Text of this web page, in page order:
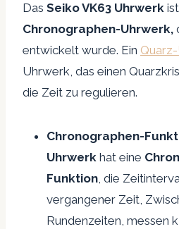
Das Seiko VK63 Uhrwerk
Chronographen-Uhrwerk,
entwickelt wurde. Ein
Uhrwerk, das einen
die Zeit zu regulieren.
Chronographen-
Uhrwerk hat eine
Funktion, die
vergangener Zeit,
Rundenzeiten, messen